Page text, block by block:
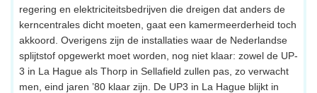
regering en elektriciteitsbedrijven die dreigen dat anders de
kerncentrales dicht moeten, gaat een kamermeerderheid toch
akkoord. Overigens zijn de installaties waar de Nederlandse
splijtstof opgewerkt moet worden, nog niet klaar: zowel de UP-
3 in La Hague als Thorp in Sellafield zullen pas, zo verwacht
men, eind jaren ’80 klaar zijn. De UP3 in La Hague blijkt in